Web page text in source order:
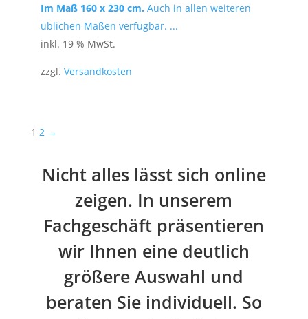
Im Maß 160 x 230 cm. Auch in allen weiteren
üblichen Maßen verfügbar. ...
inkl. 19 % MwSt.
zzgl. Versandkosten
1 2 →
Nicht alles lässt sich online
zeigen. In unserem
Fachgeschäft präsentieren
wir Ihnen eine deutlich
größere Auswahl und
beraten Sie individuell. So